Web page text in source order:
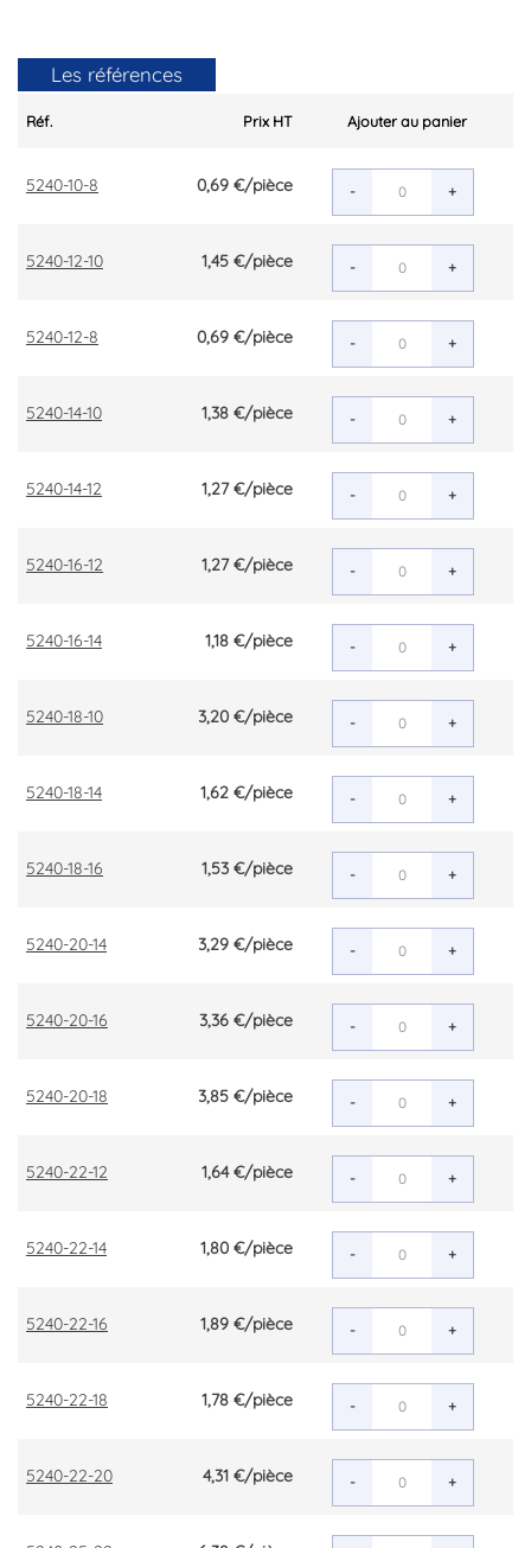
Les références
Réf. Prix HT Ajouter au panier
5240-10-8 0,69 €/pièce - +
5240-12-10 1,45 €/pièce - +
5240-12-8 0,69 €/pièce - +
5240-14-10 1,38 €/pièce - +
5240-14-12 1,27 €/pièce - +
5240-16-12 1,27 €/pièce - +
5240-16-14 1,18 €/pièce - +
5240-18-10 3,20 €/pièce - +
5240-18-14 1,62 €/pièce - +
5240-18-16 1,53 €/pièce - +
5240-20-14 3,29 €/pièce - +
5240-20-16 3,36 €/pièce - +
5240-20-18 3,85 €/pièce - +
5240-22-12 1,64 €/pièce - +
5240-22-14 1,80 €/pièce - +
5240-22-16 1,89 €/pièce - +
5240-22-18 1,78 €/pièce - +
5240-22-20 4,31 €/pièce - +